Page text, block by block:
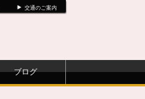
交通のご案内
ブログ